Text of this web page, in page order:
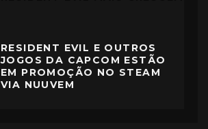
RESIDENT EVIL E OUTROS
JOGOS DA CAPCOM ESTÃO
EM PROMOÇÃO NO STEAM
VIA NUUVEM